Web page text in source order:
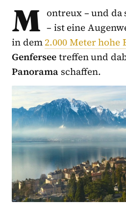
M ontreux – und da
– ist eine
in dem2.000 Meter hohe
Genferseetreffen und
Panorama schaffen.